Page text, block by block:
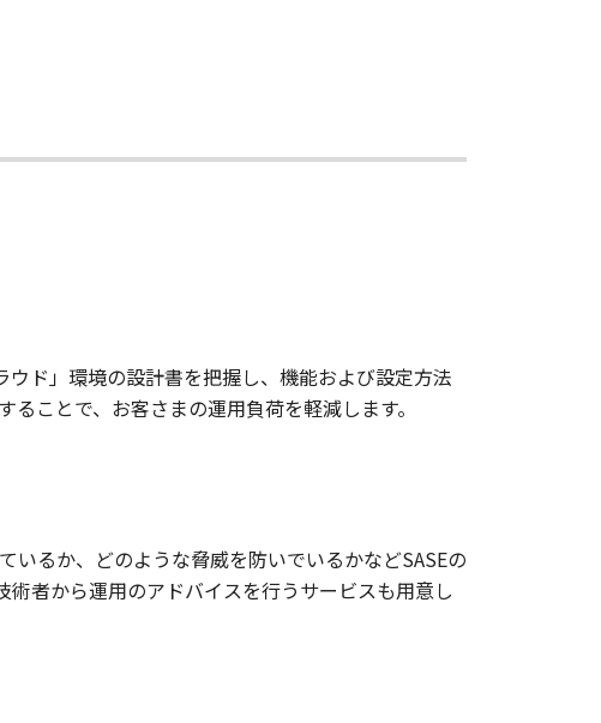
ド」環境の設計書を把握し、機能および設定方法
ことで、お客さまの運用負荷を軽減します。
いるか、どのような脅威を防いでいるかなどSASEの
者から運用のアドバイスを行うサービスも用意し